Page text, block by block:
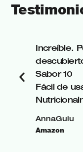
Increíble.
Sabor 10
Fácil de
AnnaGuiu
Amazon